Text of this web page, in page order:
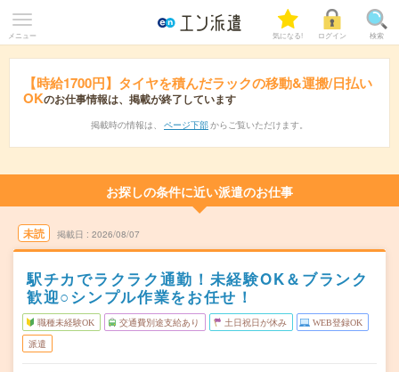
メニュー 気になる! ログイン 検索
【時給1700円】タイヤを積んだラックの移動&運搬/日払い
OKのお仕事情報は、掲載が終了しています
掲載時の情報は、 ページ下部 からご覧いただけます。
お探しの条件に近い派遣のお仕事
未読 掲載日 2026/08/07
駅チカでラクラク通勤！未経験OK＆ブランク
歓迎○シンプル作業をお任せ！
職種未経験OK 交通費別途支給あり 土日祝日が休み WEB登録OK
派遣